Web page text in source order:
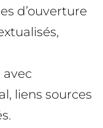
d’ouverture
liens sources